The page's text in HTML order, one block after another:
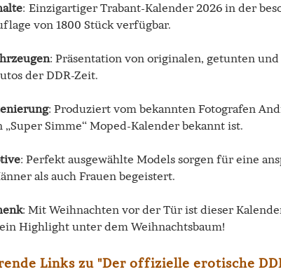
: Einzigartiger Trabant-Kalender 2026 in der
von 1800 Stück verfügbar.
: Präsentation von originalen, getunten
der DDR-Zeit.
: Produziert vom bekannten Fotografen
Simme“ Moped-Kalender bekannt ist.
: Perfekt ausgewählte Models sorgen für eine
als auch Frauen begeistert.
: Mit Weihnachten vor der Tür ist dieser
Highlight unter dem Weihnachtsbaum!
Links zu "Der offizielle erotische